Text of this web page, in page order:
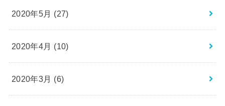
2020年5月 (27)
2020年4月 (10)
2020年3月 (6)